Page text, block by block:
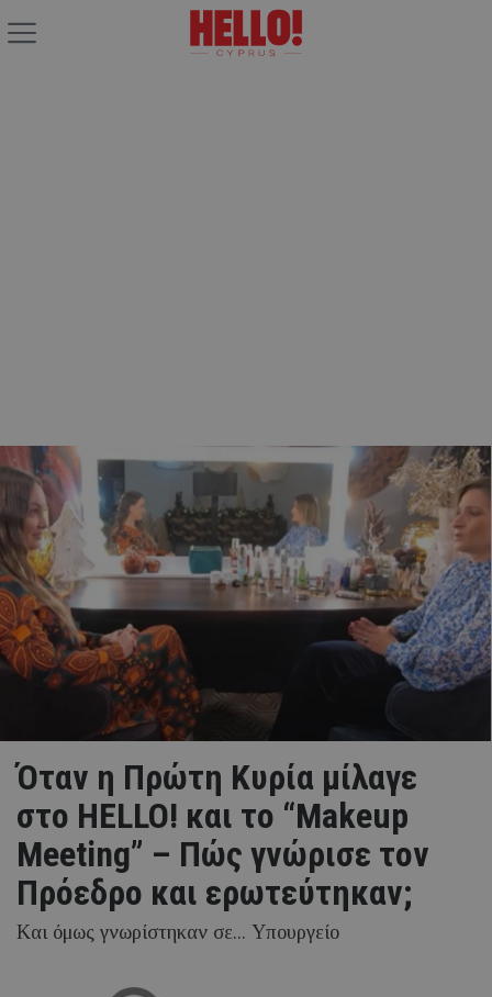
Όταν η Πρώτη Κυρία μίλαγε
στο HELLO! και το “Makeup
Meeting” – Πώς γνώρισε τον
Πρόεδρο και ερωτεύτηκαν;
Kαι όμως γνωρίστηκαν σε... Υπουργείο